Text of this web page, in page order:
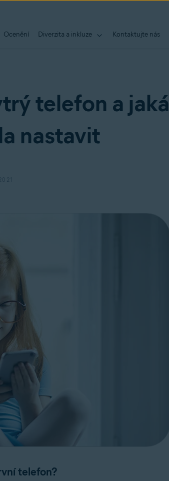
Ocenění Diverzita a inkluze Kontaktujte nás
telefon a jaká
nastavit
telefon?